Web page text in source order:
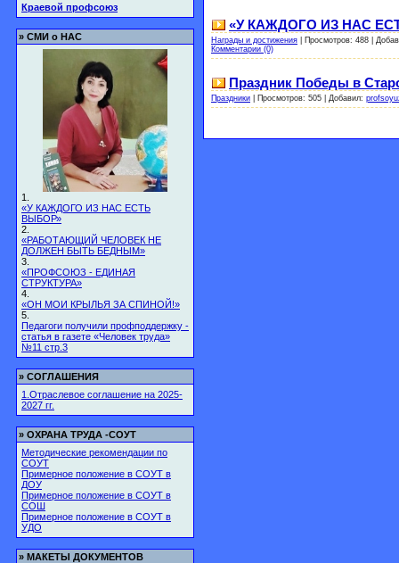
Краевой профсоюз
» СМИ о НАС
1.
«У КАЖДОГО ИЗ НАС ЕСТЬ
ВЫБОР»
2.
«РАБОТАЮЩИЙ ЧЕЛОВЕК НЕ
ДОЛЖЕН БЫТЬ БЕДНЫМ»
3.
«ПРОФСОЮЗ - ЕДИНАЯ
СТРУКТУРА»
4.
«ОН МОИ КРЫЛЬЯ ЗА СПИНОЙ!»
5.
Педагоги получили профподдержку -
статья в газете «Человек труда»
№11 стр.3
» СОГЛАШЕНИЯ
1.Отраслевое соглашение на 2025-
2027 гг.
» ОХРАНА ТРУДА -СОУТ
Методические рекомендации по
СОУТ
Примерное положение в СОУТ в
ДОУ
Примерное положение в СОУТ в
СОШ
Примерное положение в СОУТ в
УДО
» МАКЕТЫ ДОКУМЕНТОВ
«У КАЖДОГО ИЗ НАС
Награды и достижения Просмотров: 488
Комментарии (0)
Праздник Победы в
Праздники Просмотров: 505 Добавил: